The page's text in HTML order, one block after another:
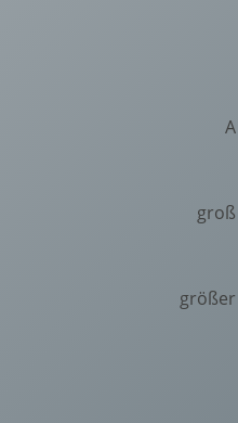
A
groß
größer